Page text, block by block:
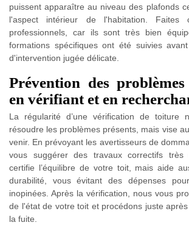
puissent apparaître au niveau des plafonds
l'aspect intérieur de l'habitation. Faites
professionnels, car ils sont très bien
formations spécifiques ont été suivies
d'intervention jugée délicate.
Prévention des
en vérifiant et en
La régularité d’une vérification de toiture
résoudre les problèmes présents, mais vise
venir. En prévoyant les avertisseurs de
vous suggérer des travaux correctifs très
certifie l’équilibre de votre toit, mais aide
durabilité, vous évitant des dépenses
inopinées. Après la vérification, nous vous
de l'état de votre toit et procédons juste
la fuite.